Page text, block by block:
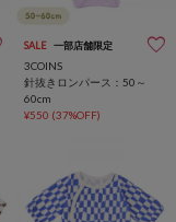
SALE 一部店舗限定
3COINS
針抜きロンパース：50～
60cm
¥550 (37%OFF)